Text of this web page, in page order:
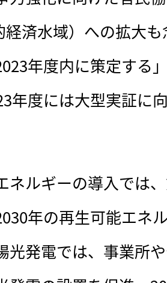
経済水域）への拡大
年度内に策定する
年度には大型実証に
ネルギーの導入では
年の再生可能エネ
光発電では、事業所